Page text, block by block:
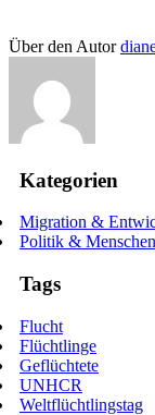
Über den Autor
Kategorien
Migration &
Politik &
Tags
Flucht
Flüchtlinge
Geflüchtete
UNHCR
Weltflüchtlingstag